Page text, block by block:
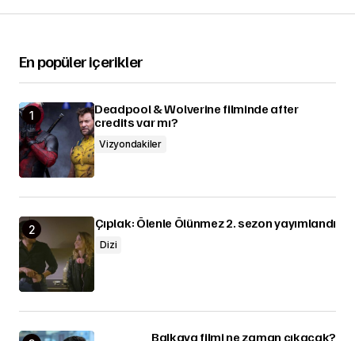
En popüler içerikler
Deadpool & Wolverine filminde after
credits var mı?
Vizyondakiler
Çıplak: Ölenle Ölünmez 2. sezon yayımlandı
Dizi
Balkaya filmi ne zaman çıkacak?